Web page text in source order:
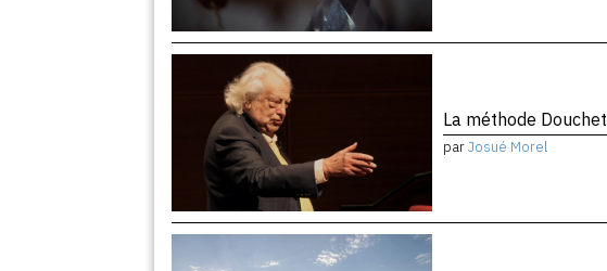
La méthode Douchet
parJosué Morel